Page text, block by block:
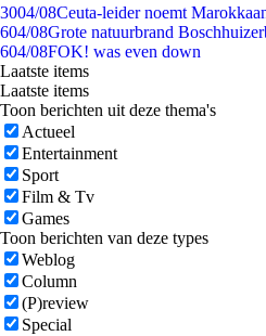
3004/08Ceuta-leider noemt
604/08Grote natuurbrand
604/08FOK! was even down
Laatste items
Laatste items
Toon berichten uit deze thema's
Actueel
Entertainment
Sport
Film & Tv
Games
Toon berichten van deze types
Weblog
Column
(P)review
Special